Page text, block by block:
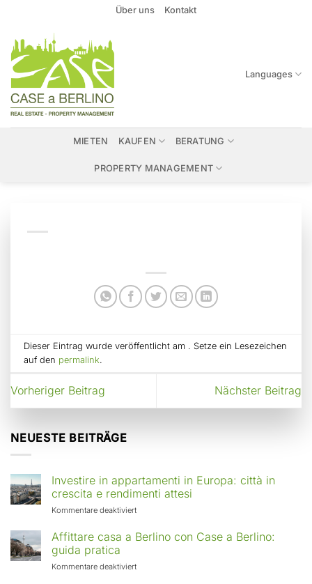
springen
Über uns Kontakt
Languages
MIETEN KAUFEN BERATUNG
PROPERTY MANAGEMENT
Dieser Eintrag wurde veröffentlicht am . Setze ein Lesezeichen
auf den permalink.
Vorheriger Beitrag Nächster Beitrag
NEUESTE BEITRÄGE
Investire in appartamenti in Europa: città in
crescita e rendimenti attesi
Kommentare deaktiviertfür
in
Europa:
Affittare casa a Berlino con Case a Berlino:
guida pratica
Kommentare deaktiviertfür